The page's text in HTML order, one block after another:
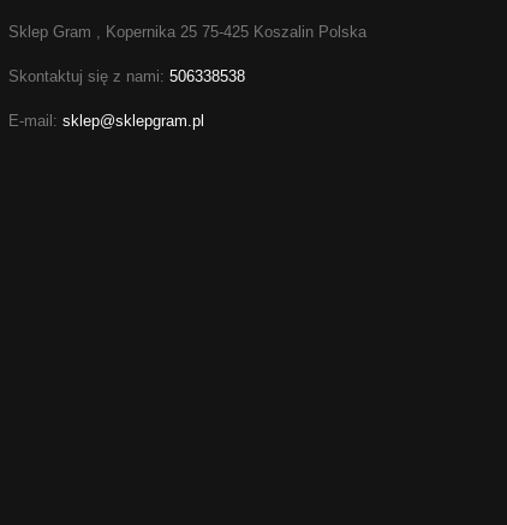
Sklep Gram , Kopernika 25 75-425 Koszalin Polska
Skontaktuj się z nami: 506338538
E-mail: sklep@sklepgram.pl